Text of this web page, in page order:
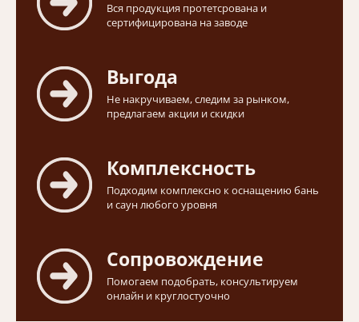
Вся продукция протетсрована и
сертифицирована на заводе
Выгода
Не накручиваем, следим за рынком,
предлагаем акции и скидки
Комплексность
Подходим комплексно к оснащению бань
и саун любого уровня
Сопровождение
Помогаем подобрать, консультируем
онлайн и круглостуочно